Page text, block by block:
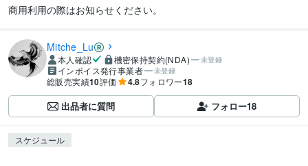
商用利用の際はお知らせください。
Mitche_Lu
本人確認 機密保持契約(NDA) 未登録
インボイス発行事業者 未登録
総販売実績10評価 4.8フォロワー18
出品者に質問 フォロー18
スケジュール